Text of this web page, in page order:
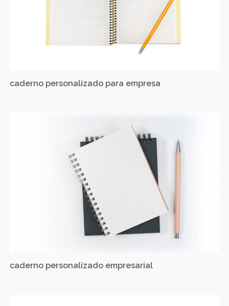
caderno personalizado para empresa
caderno personalizado empresarial